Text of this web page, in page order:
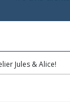
Jules & Alice!